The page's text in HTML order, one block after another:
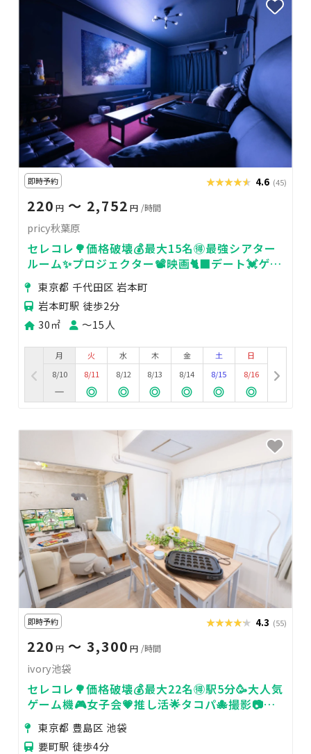
即時予約 ★★★★★
★★★★★ 4.6 (45)
220 円 〜 2,752 円 /時間
pricy秋葉原
セレコレ🌳価格破壊💰最大15名🉐最強シアター
ルーム✨プロジェクター📽️映画🐈‍⬛デート💓ゲー
ム🎮推し活🌟pricy秋葉原
東京都 千代田区 岩本町
岩本町駅 徒歩2分
30㎡
〜15人
月
8/10
火
8/11
水
8/12
木
8/13
金
8/14
土
8/15
日
8/16
即時予約 ★★★★★
★★★★★ 4.3 (55)
220 円 〜 3,300 円 /時間
ivory池袋
セレコレ🌳価格破壊💰最大22名🉐駅5分🥳大人気
ゲーム機🎮女子会💗推し活🌟タコパ🐙撮影📷パ
ーティ🥂24H🏪ivory池袋
東京都 豊島区 池袋
要町駅 徒歩4分